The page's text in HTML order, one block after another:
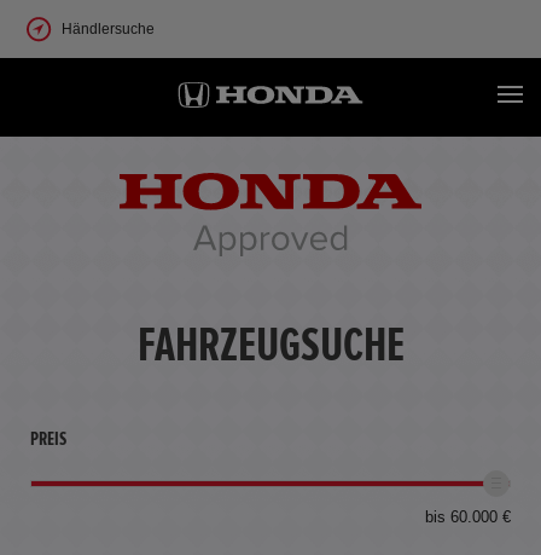
Händlersuche
FAHRZEUGSUCHE
PREIS
bis 60.000 €